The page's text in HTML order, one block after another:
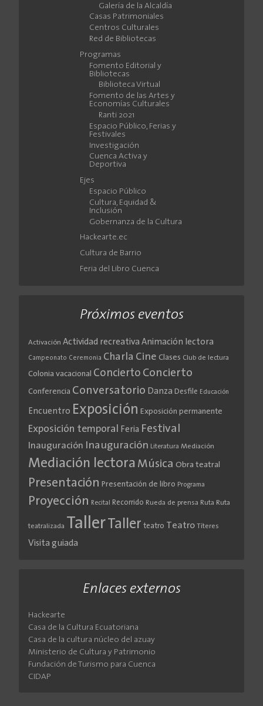
Galería de la Alcaldía
Casas Patrimoniales
Centros Culturales
Red de Bibliotecas
Programas
Fomento Editorial y
Bibliotecas
Biblioteca Virtual
Fomento de las Artes y
Economías Culturales
Ranti 2021
Espacio Público, Ferias y
Festivales
Investigación
Cuenca Activa y
Deportiva
Ejes
Espacio Público
Cultura, Equidad &
Inclusión
Gobernanza de la Cultura
Hackearte.ec
Cultura de Barrio
Feria del Libro Cuenca
Próximos eventos
Activación Actividad recreativa Animación lectora
Campeonato Ceremonia Charla Cine Clases Club de lectura
Colonia vacacional Concierto Concierto
Conferencia Conversatorio Danza Desfile Educación
Encuentro Exposición Exposición permanente
Exposición temporal Feria Festival
Inauguración Inauguración Literatura Mediación
Mediación lectora Música Obra teatral
Presentación Presentación de libro Programa
Proyección Recital Recorrido Rueda de prensa Ruta Ruta
teatralizada TallerTaller teatro Teatro Títeres
Visita guiada
Enlaces externos
Hackearte
Casa de la Cultura Ecuatoriana
Casa de la cultura núcleo del azuay
Ministerio de Cultura y Patrimonio
Fundación de Turismo para Cuenca
CIDAP